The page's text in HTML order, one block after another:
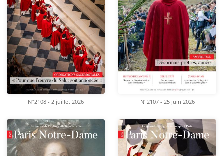
N°2108 - 2 juillet 2026 N°2107 - 25 juin 2026